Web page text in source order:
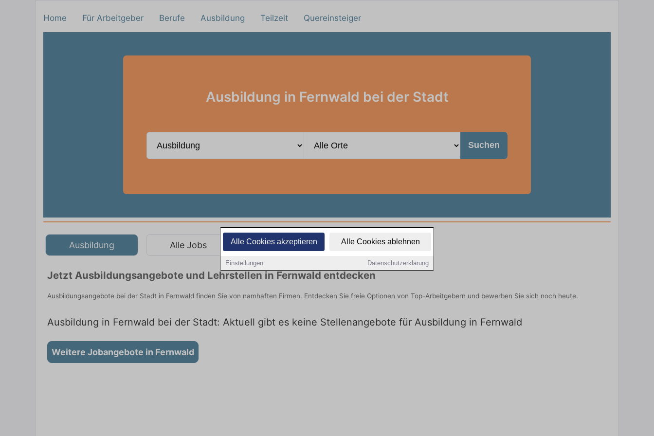
Alle Cookies akzeptieren Alle Cookies ablehnen
Einstellungen Datenschutzerklärung
Home Für Arbeitgeber Berufe Ausbildung Teilzeit Quereinsteiger
Ausbildung in Fernwald bei der Stadt
Suchen
Ausbildung Alle Jobs Teilzeit Quereinsteiger
Jetzt Ausbildungsangebote und Lehrstellen in Fernwald entdecken
Ausbildungsangebote bei der Stadt in Fernwald finden Sie von namhaften Firmen. Entdecken Sie freie Optionen von Top-Arbeitgebern und bewerben Sie sich noch heute.
Ausbildung in Fernwald bei der Stadt: Aktuell gibt es keine Stellenangebote für Ausbildung in Fernwald
Weitere Jobangebote in Fernwald